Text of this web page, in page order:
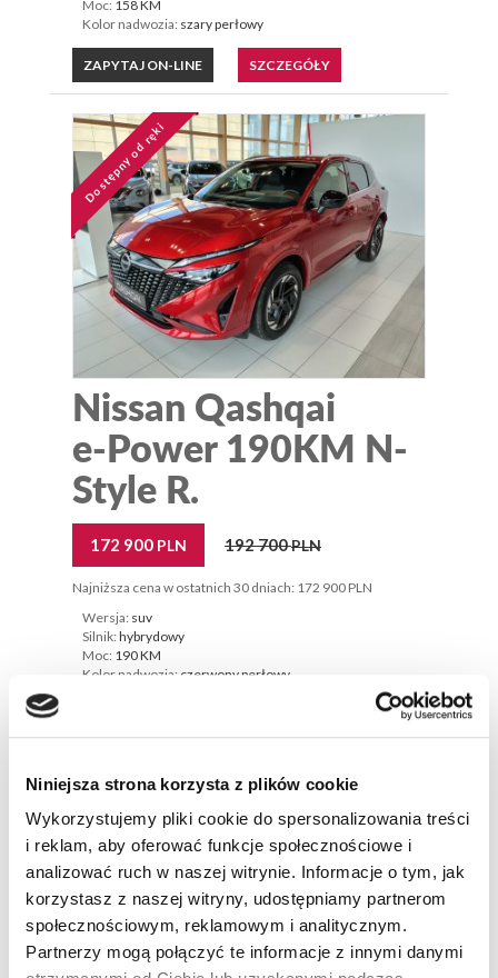
Niniejsza strona korzysta z plików cookie
Wykorzystujemy pliki cookie do spersonalizowania treści
i reklam, aby oferować funkcje społecznościowe i
analizować ruch w naszej witrynie. Informacje o tym, jak
korzystasz z naszej witryny, udostępniamy partnerom
społecznościowym, reklamowym i analitycznym.
Partnerzy mogą połączyć te informacje z innymi danymi
Moc: 158 KM
Kolor nadwozia: szary perłowy
ZAPYTAJ ON-LINE SZCZEGÓŁY
Dostępny od ręki
Nissan Qashqai
e-Power 190KM N-
Style R.
172 900 PLN 192 700PLN
Najniższa cena w ostatnich 30 dniach: 172 900 PLN
Wersja: suv
Silnik:hybrydowy
Moc: 190 KM
Kolor nadwozia: czerwony perłowy
Dostępny od ręki